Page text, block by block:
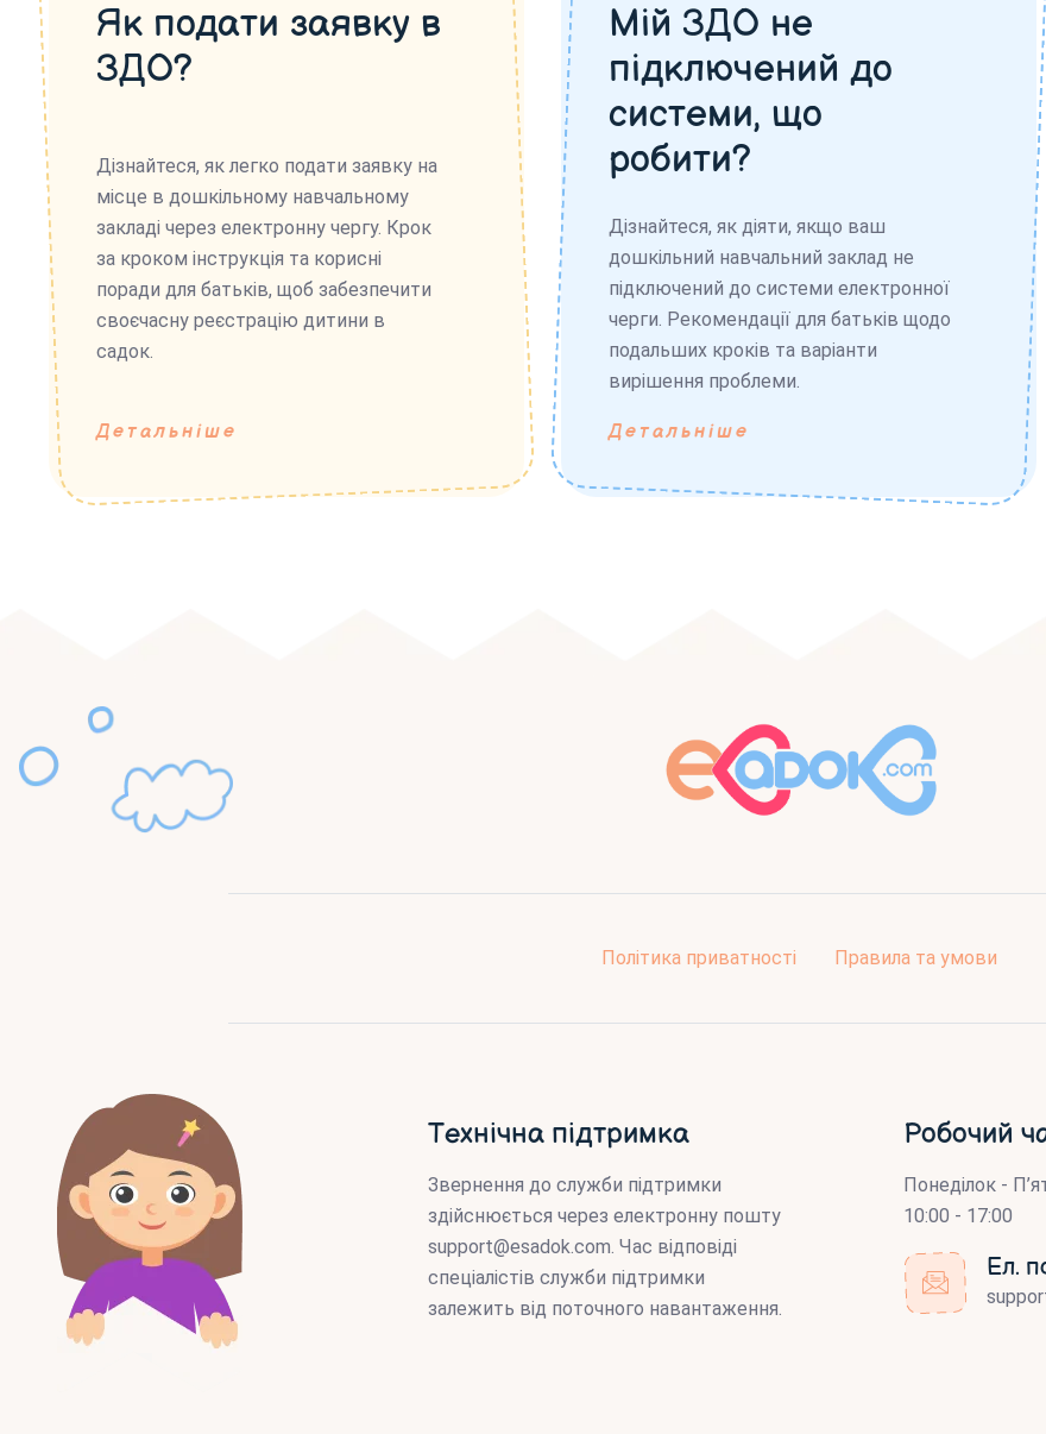
Як подати заявку в
ЗДО?
Дізнайтеся, як легко подати заявку на
місце в дошкільному навчальному
закладі через електронну чергу. Крок
за кроком інструкція та корисні
поради для батьків, щоб забезпечити
своєчасну реєстрацію дитини в
садок.
Детальніше
Мій ЗДО не
підключений до
системи, що
робити?
Дізнайтеся, як діяти, якщо ваш
дошкільний навчальний заклад не
підключений до системи електронної
черги. Рекомендації для батьків щодо
подальших кроків та варіанти
вирішення проблеми.
Детальніше
Політика приватності Правила та умови
Технічна підтримка
Звернення до служби підтримки
здійснюється через електронну пошту
support@esadok.com. Час відповіді
спеціалістів служби підтримки
залежить від поточного навантаження.
Робочий
Понеділок -
10:00 - 17:00
Ел.